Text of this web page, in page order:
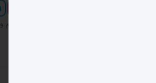
کرد. در این صورت می توان امید داشت که تمام و
به پایان رسد.